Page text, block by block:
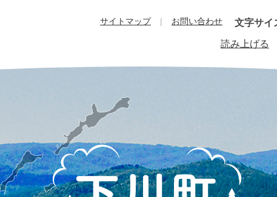
文字サイ
サイトマップ お問い合わせ
読み上げる